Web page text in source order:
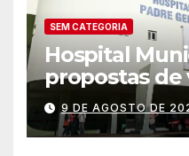
SEM CATEGORIA
Hospital
propostas de
permanente
9 DE AGOSTO DE